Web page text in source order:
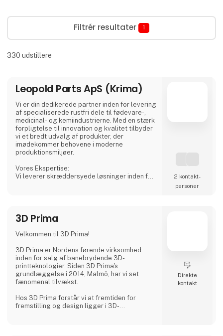
Filtrér resultater 1
330 udstillere
Leopold Parts ApS (Krima)
Vi er din dedikerede partner inden for levering
af specialiserede rustfri dele til fødevare-,
medicinal- og kemiindustrierne. Med en stærk
forpligtelse til innovation og kvalitet tilbyder
vi et bredt udvalg af produkter, der
imødekommer behovene i moderne
produktionsmiljøer.
Vores Ekspertise:
Vi leverer skræddersyede løsninger inden for
produktionsprocesser.
Hvorfor Vælge Os?
med en passion for at levere pålidelige
produkter
2 kontakt­
personer
3D Prima
Velkommen til 3D Prima!
3D Prima er Nordens førende virksomhed
inden for salg af banebrydende 3D-
printteknologier. Siden 3D Prima's
grundlæggelse i 2014, Malmö, har vi set
fænomenal tilvækst.
Hos 3D Prima forstår vi at fremtiden for
fremstilling og design ligger i 3D-
Direkte
kontakt